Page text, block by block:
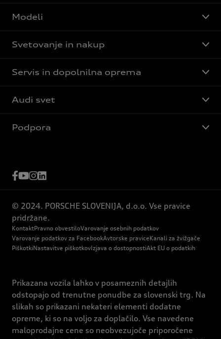
Modeli
Svetovanje in nakup
Servis in dopolnilna oprema
Audi svet
Podpora
© 2024. PORSCHE SLOVENIJA, d.o.o. Vse pravice
pridržane.
KontaktPravno obvestiloVarovanje osebnih podatkov
Varovanje podatkov za FacebookAvtorske praviceKanali za žvižgače
PiškotkiNastavitve piškotkovIzjava o dostopnostiAkt EU o podatkih
Prikazana vozila lahko v posameznih detajlih
odstopajo od trenutne ponudbe za slovenski trg. Na
slikah so prikazani nekateri elementi dodatne
opreme, ki so na voljo za doplačilo. Vse navedene
maloprodajne cene so neobvezujoče priporočene